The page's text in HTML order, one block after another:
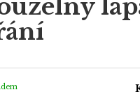
HLEDAT